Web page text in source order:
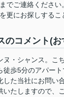
でご連絡ください
更にお探しするこ
のコメント(
ヌ・シャンス。こ
徒歩5分のアパー
した当社にお問い
いたしますので、